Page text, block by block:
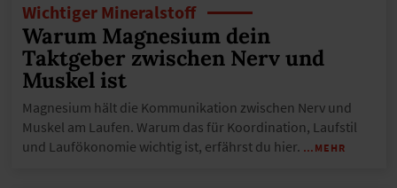
Wichtiger Mineralstoff
Warum Magnesium dein
Taktgeber zwischen Nerv und
Muskel ist
Magnesium hält die Kommunikation zwischen Nerv und
Muskel am Laufen. Warum das für Koordination, Laufstil
und Laufökonomie wichtig ist, erfährst du hier. …MEHR